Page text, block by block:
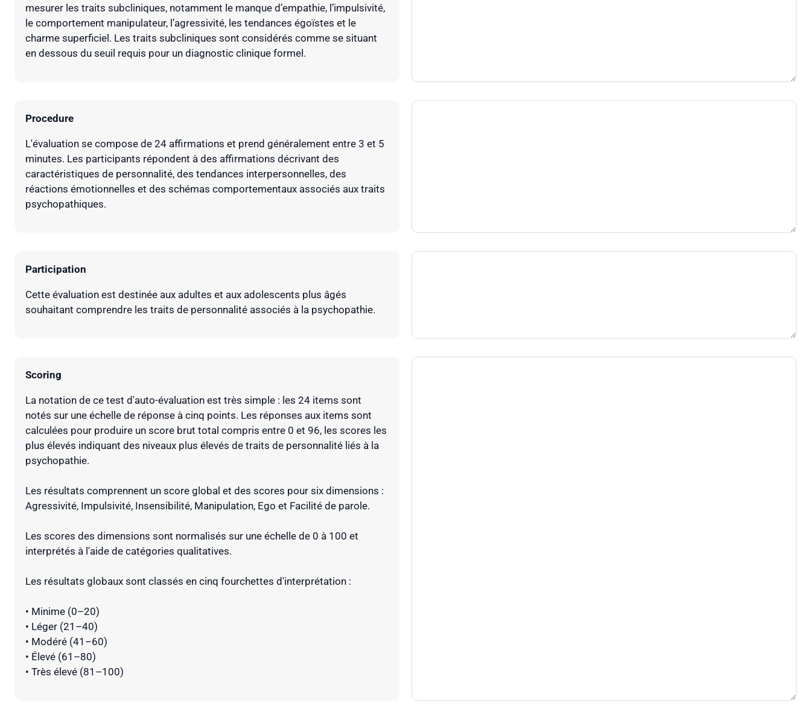
mesurer les traits subcliniques, notamment le manque d’empathie, l’impulsivité,
le comportement manipulateur, l’agressivité, les tendances égoïstes et le
charme superficiel. Les traits subcliniques sont considérés comme se situant
en dessous du seuil requis pour un diagnostic clinique formel.
Procedure
L'évaluation se compose de 24 affirmations et prend généralement entre 3 et 5
minutes. Les participants répondent à des affirmations décrivant des
caractéristiques de personnalité, des tendances interpersonnelles, des
réactions émotionnelles et des schémas comportementaux associés aux traits
psychopathiques.
Participation
Cette évaluation est destinée aux adultes et aux adolescents plus âgés
souhaitant comprendre les traits de personnalité associés à la psychopathie.
Scoring
La notation de ce test d'auto-évaluation est très simple : les 24 items sont
notés sur une échelle de réponse à cinq points. Les réponses aux items sont
calculées pour produire un score brut total compris entre 0 et 96, les scores les
plus élevés indiquant des niveaux plus élevés de traits de personnalité liés à la
psychopathie.
Les résultats comprennent un score global et des scores pour six dimensions :
Agressivité, Impulsivité, Insensibilité, Manipulation, Ego et Facilité de parole.
Les scores des dimensions sont normalisés sur une échelle de 0 à 100 et
interprétés à l'aide de catégories qualitatives.
Les résultats globaux sont classés en cinq fourchettes d'interprétation :
• Minime (0–20)
• Léger (21–40)
• Modéré (41–60)
• Élevé (61–80)
• Très élevé (81–100)